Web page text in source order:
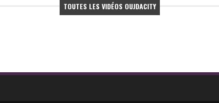
TOUTES LES VIDÉOS OUJDACITY